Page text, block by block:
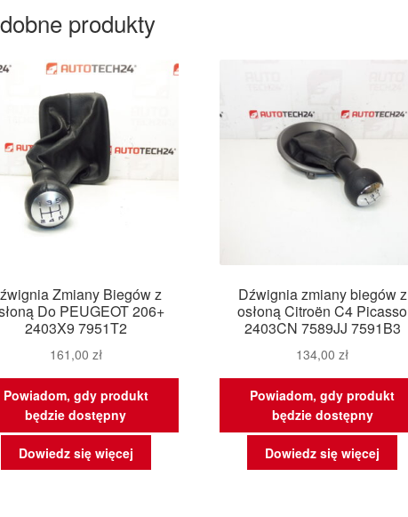
produkty
Zmiany Biegów z
Do PEUGEOT 206+
2403X9 7951T2
161,00 zł
Powiadom, gdy produkt
będzie dostępny
Dowiedz się więcej
Dźwignia zmiany biegów z
osłoną Citroën C4 Picasso
2403CN 7589JJ 7591B3
134,00zł
Powiadom, gdy produkt
będzie dostępny
Dowiedz się więcej